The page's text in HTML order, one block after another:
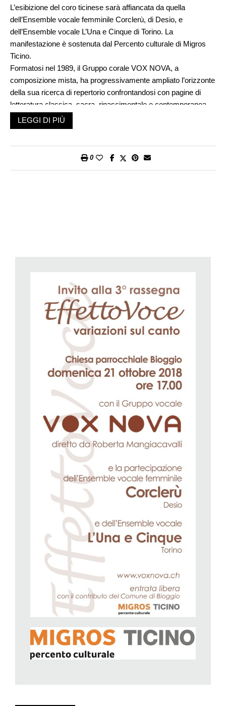
L’esibizione del coro ticinese sarà affiancata da quella
dell’Ensemble vocale femminile Corclerù, di Desio, e
dell’Ensemble vocale L’Una e Cinque di Torino. La
manifestazione è sostenuta dal Percento culturale di Migros
Ticino.
Formatosi nel 1989, il Gruppo corale VOX NOVA, a
composizione mista, ha progressivamente ampliato l’orizzonte
della sua ricerca di repertorio confrontandosi con pagine di
letteratura classica, sacra, rinascimentale e contemporanea,
con brani di raccolta popolare e di musica leggera. Il gruppo
corale ha inoltre all’attivo diverse registrazioni con le quali
venturo raggiungerà il traguardo del trentesimo anno di attività.
LEGGI DI PIÙ
0